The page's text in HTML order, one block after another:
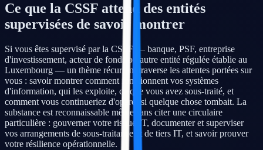
Ce que la CSSF attend des entités
supervisées de savoir montrer
Si vous êtes supervisé par la CSSF — banque, PSF, entreprise
d'investissement, acteur de fonds ou autre entité régulée établie au
Luxembourg — un thème récurrent traverse les attentes portées sur
vous : savoir montrer comment fonctionnent vos systèmes
d'information, qui les exploite, ce que vous avez sous-traité, et
comment vous continueriez d'opérer si quelque chose tombait. La
substance est reconnaissable même sans citer une circulaire
particulière : gouverner votre risque IT, documenter et superviser
vos arrangements de sous-traitance et de tiers IT, et savoir prouver
votre résilience opérationnelle.